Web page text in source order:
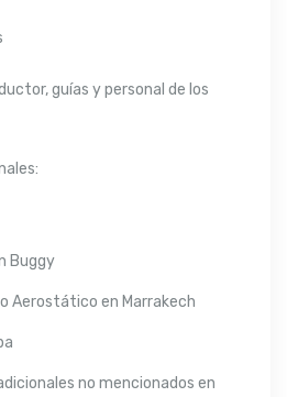
guías y personal de los
Buggy
Aerostático en Marrakech
no mencionados en